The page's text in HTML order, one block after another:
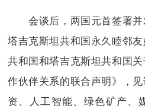
会谈后，两国元首签署并
塔吉克斯坦共和国永久睦邻
共和国和塔吉克斯坦共和国
作伙伴关系的联合声明》，
资、人工智能、绿色矿产、